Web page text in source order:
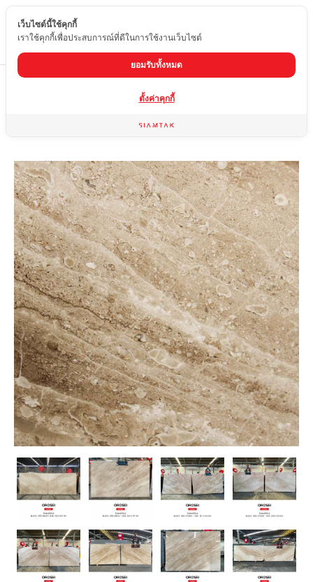
TH
สินค้า หินอ่อน
เว็บไซต์นี้ใช้คุกกี้
เราใช้คุกกี้เพื่อประสบการณ์ที่ดีในการใช้งานเว็บไซต์
ยอมรับทั้งหมด
ตั้งค่าคุกกี้